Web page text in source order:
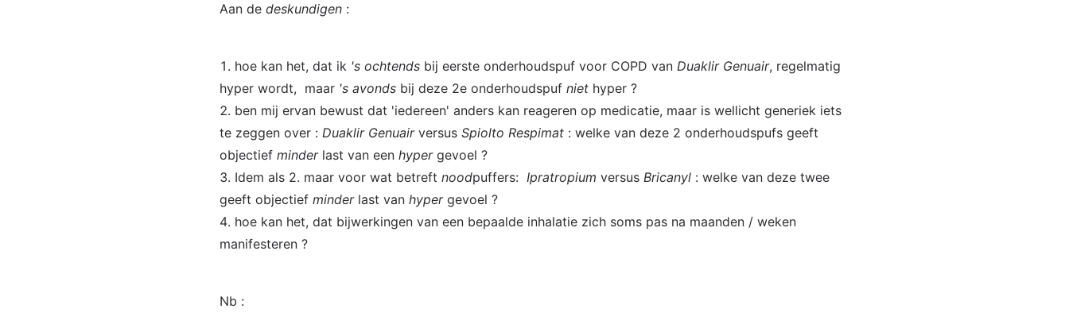
Aan de deskundigen :
hoe kan het, dat ik 's ochtends bij eerste onderhoudspuf voor COPD van Duaklir Genuair, regelmatig
hyper wordt, maar 's avonds bij deze 2e onderhoudspuf niet hyper ?
ben mij ervan bewust dat 'iedereen' anders kan reageren op medicatie, maar is wellicht generiek iets
te zeggen over : Duaklir Genuairversus Spiolto Respimat : welke van deze 2 onderhoudspufs geeft
objectief minderlast van een hypergevoel ?
Idem als 2. maar voor wat betreft noodpuffers: Ipratropium versus Bricanyl : welke van deze twee
geeft objectief minderlast van hypergevoel ?
hoe kan het, dat bijwerkingen van een bepaalde inhalatie zich soms pas na maanden / weken
manifesteren ?
Nb :